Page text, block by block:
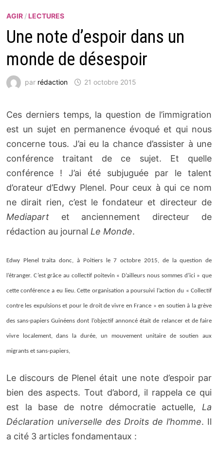
AGIR/ LECTURES
Une note d’espoir dans un
monde de désespoir
par rédaction 21 octobre 2015
Ces derniers temps, la question de l’immigration
est un sujet en permanence évoqué et qui nous
concerne tous. J’ai eu la chance d’assister à une
conférence traitant de ce sujet. Et quelle
conférence ! J’ai été subjuguée par le talent
d’orateur d’Edwy Plenel. Pour ceux à qui ce nom
ne dirait rien, c’est le fondateur et directeur de
Mediapartet anciennement directeur de
rédaction au journal Le Monde.
Edwy Plenel traita donc, à Poitiers le 7 octobre 2015, de la question de
l’étranger. C’est grâce au collectif poitevin « D’ailleurs nous sommes d’ici » que
cette conférence a eu lieu. Cette organisation a poursuivi l’action du « Collec­tif
contre les expulsions et pour le droit de vivre en France » en soutien à la grève
des sans-papiers Guinéens dont l’objec­tif annoncé était de relan­cer et de faire
vivre loca­le­ment, dans la durée, un mouve­ment unitaire de soutien aux
migrants et sans-papiers,
Le discours de Plenel était une note d’espoir par
bien des aspects. Tout d’abord, il rappela ce qui
est la base de notre démocratie actuelle, La
Déclaration universelle des Droits de l’homme. Il
a cité 3 articles fondamentaux :